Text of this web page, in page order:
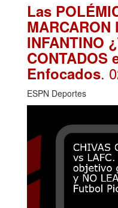
Las
MARCARON
INFANTINO
CONTADOS
Enfocados.
ESPN Deportes